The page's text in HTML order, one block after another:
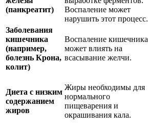
(панкреатит)
Воспаление может
нарушить этот процесс.
Заболевания
кишечника
(например,
болезнь Крона,
колит)
Воспаление кишечника
может влиять на
всасывание желчи.
Диета с низким
содержанием
жиров
Жиры необходимы для
нормального
пищеварения и
окрашивания кала.